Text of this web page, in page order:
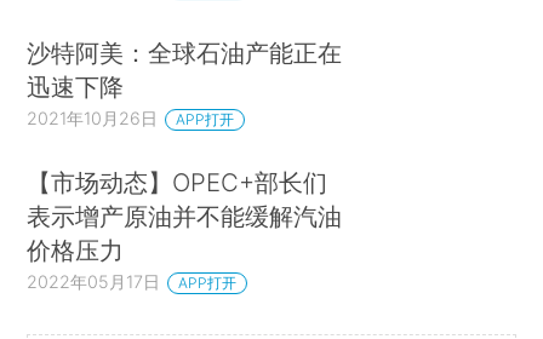
沙特阿美：全球石油产能正在
迅速下降
2021年10月26日 APP打开
【市场动态】OPEC+部长们
表示增产原油并不能缓解汽油
价格压力
2022年05月17日 APP打开